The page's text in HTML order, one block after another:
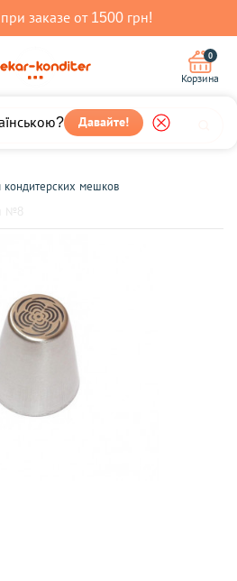
заказе от 1500 грн!
Давайте!
0
Корзина
мешков